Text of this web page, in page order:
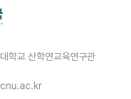
학교 산학연교육연구관